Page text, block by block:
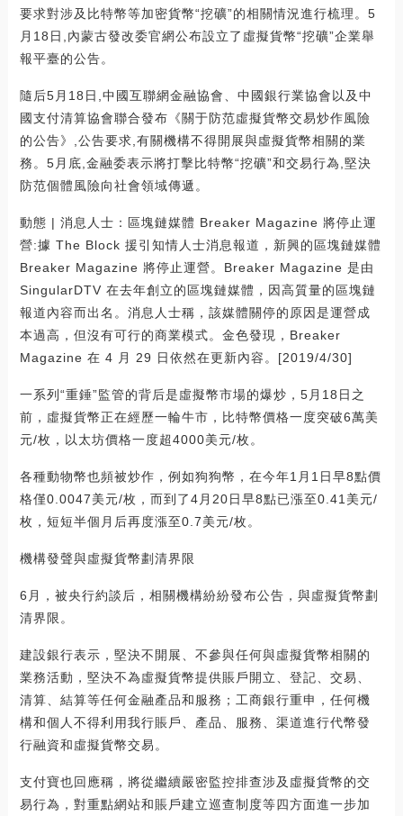
要求對涉及比特幣等加密貨幣“挖礦”的相關情況進行梳理。5
月18日,內蒙古發改委官網公布設立了虛擬貨幣“挖礦”企業舉
報平臺的公告。
隨后5月18日,中國互聯網金融協會、中國銀行業協會以及中
國支付清算協會聯合發布《關于防范虛擬貨幣交易炒作風險
的公告》,公告要求,有關機構不得開展與虛擬貨幣相關的業
務。5月底,金融委表示將打擊比特幣“挖礦”和交易行為,堅決
防范個體風險向社會領域傳遞。
動態 | 消息人士：區塊鏈媒體 Breaker Magazine 將停止運
營:據 The Block 援引知情人士消息報道，新興的區塊鏈媒體
Breaker Magazine 將停止運營。Breaker Magazine 是由
SingularDTV 在去年創立的區塊鏈媒體，因高質量的區塊鏈
報道內容而出名。消息人士稱，該媒體關停的原因是運營成
本過高，但沒有可行的商業模式。金色發現，Breaker
Magazine 在 4 月 29 日依然在更新內容。[2019/4/30]
一系列“重錘”監管的背后是虛擬幣市場的爆炒，5月18日之
前，虛擬貨幣正在經歷一輪牛市，比特幣價格一度突破6萬美
元/枚，以太坊價格一度超4000美元/枚。
各種動物幣也頻被炒作，例如狗狗幣，在今年1月1日早8點價
格僅0.0047美元/枚，而到了4月20日早8點已漲至0.41美元/
枚，短短半個月后再度漲至0.7美元/枚。
機構發聲與虛擬貨幣劃清界限
6月，被央行約談后，相關機構紛紛發布公告，與虛擬貨幣劃
清界限。
建設銀行表示，堅決不開展、不參與任何與虛擬貨幣相關的
業務活動，堅決不為虛擬貨幣提供賬戶開立、登記、交易、
清算、結算等任何金融產品和服務；工商銀行重申，任何機
構和個人不得利用我行賬戶、產品、服務、渠道進行代幣發
行融資和虛擬貨幣交易。
支付寶也回應稱，將從繼續嚴密監控排查涉及虛擬貨幣的交
易行為，對重點網站和賬戶建立巡查制度等四方面進一步加